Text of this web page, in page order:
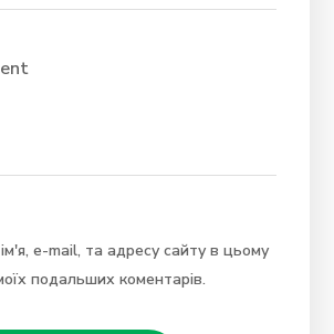
e-mail, та адресу сайту в цьому
подальших коментарів.